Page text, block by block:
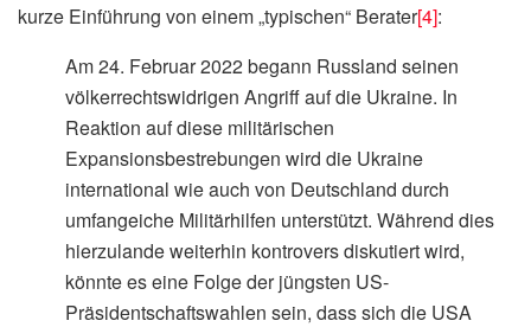
kurze Einführung von einem „typischen“ Berater[4]:
Am 24. Februar 2022 begann Russland seinen
völkerrechtswidrigen Angriff auf die Ukraine. In
Reaktion auf diese militärischen
Expansionsbestrebungen wird die Ukraine
international wie auch von Deutschland durch
umfangeiche Militärhilfen unterstützt. Während dies
hierzulande weiterhin kontrovers diskutiert wird,
könnte es eine Folge der jüngsten US-
Präsidentschaftswahlen sein, dass sich die USA